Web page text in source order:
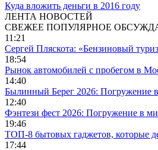
Куда вложить деньги в 2016 году
ЛЕНТА НОВОСТЕЙ
СВЕЖЕЕ ПОПУЛЯРНОЕ
11:21
Сергей Пляскота: «Бензиновый
18:54
Рынок автомобилей с пробегом в
14:40
Былинный Берег 2026: Погружение
12:40
Фэнтези фест 2026: Погружение в
19:46
ТОП-8 бытовых гаджетов, которые
17:44